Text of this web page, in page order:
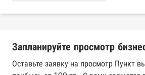
Реестры ЕГРЮЛ и ЕГРИП
Реестр государственных
Федерального казначейства
Запланируйте просмотр
Оставьте заявку на просмотр Пункт